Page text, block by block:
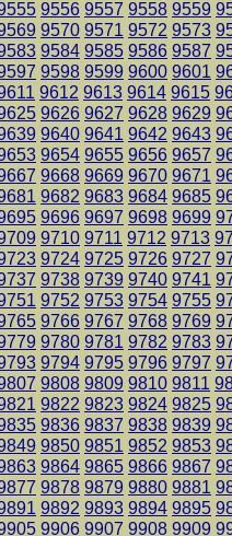
9556 9557 9558 9559
9570 9571 9572 9573
9584 9585 9586 9587
9598 9599 9600 9601
9612 9613 9614 9615
9626 9627 9628 9629
9640 9641 9642 9643
9654 9655 9656 9657
9668 9669 9670 9671
9682 9683 9684 9685
9696 9697 9698 9699
9710 9711 9712 9713
9724 9725 9726 9727
9738 9739 9740 9741
9752 9753 9754 9755
9766 9767 9768 9769
9780 9781 9782 9783
9794 9795 9796 9797
9808 9809 9810 9811
9822 9823 9824 9825
9836 9837 9838 9839
9850 9851 9852 9853
9864 9865 9866 9867
9878 9879 9880 9881
9892 9893 9894 9895
9906 9907 9908 9909